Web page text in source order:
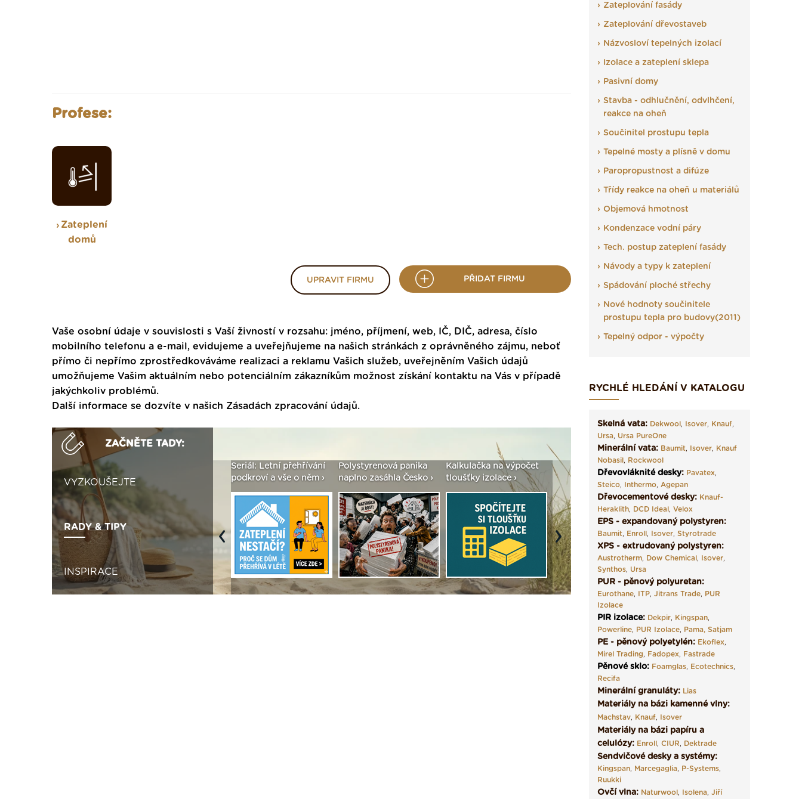
Profese:
Zateplení
domů
UPRAVIT FIRMU PŘIDAT FIRMU
Vaše osobní údaje v souvislosti s Vaší živností v rozsahu: jméno, příjmení, web, IČ, DIČ, adresa, číslo
mobilního telefonu a e-mail, evidujeme a uveřejňujeme na našich stránkách z oprávněného zájmu, neboť
přímo či nepřímo zprostředkováváme realizaci a reklamu Vašich služeb, uveřejněním Vašich údajů
umožňujeme Vašim aktuálním nebo potenciálním zákazníkům možnost získání kontaktu na Vás v případě
jakýchkoliv problémů.
Další informace se dozvíte v našich Zásadách zpracování údajů.
ZAČNĚTE TADY:
VYZKOUŠEJTE
RADY & TIPY
INSPIRACE
Vytvořte si vizualizaci
seženeme! ›
Seriál: Letní přehřívání
podkroví a vše o něm ›
Polystyrenová panika
naplno zasáhla Česko ›
Kalkulačka na výpočet
tloušťky izolace ›
Seriál: Fasády ETICS a
vše podstatné v kostce ›
Vyberte si izolaci a pak
ji tady klidně poptejte ›
Previous Next
Zateplování fasády
Zateplování dřevostaveb
Názvosloví tepelných izolací
Izolace a zateplení sklepa
Pasivní domy
Stavba - odhlučnění, odvlhčení,
reakce na oheň
Součinitel prostupu tepla
Tepelné mosty a plísně v domu
Paropropustnost a difúze
Třídy reakce na oheň u materiálů
Objemová hmotnost
Kondenzace vodní páry
Tech. postup zateplení fasády
Návody a typy k zateplení
Spádování ploché střechy
Nové hodnoty součinitele
prostupu tepla pro budovy(2011)
Tepelný odpor - výpočty
RYCHLÉ HLEDÁNÍ V KATALOGU
Skelná vata: Dekwool, Isover, Knauf,
Ursa, Ursa PureOne
Minerální vata: Baumit, Isover, Knauf
Nobasil, Rockwool
Dřevovláknité desky: Pavatex,
Steico, Inthermo, Agepan
Dřevocementové desky: Knauf-
Heraklith, DCD Ideal, Velox
EPS - expandovaný polystyren:
Baumit, Enroll, Isover, Styrotrade
XPS - extrudovaný polystyren:
Austrotherm, Dow Chemical, Isover,
Synthos, Ursa
PUR - pěnový polyuretan:
Eurothane, ITP, Jitrans Trade, PUR
Izolace
PIR izolace: Dekpir, Kingspan,
Powerline, PUR Izolace, Pama, Satjam
PE - pěnový polyetylén: Ekoflex,
Mirel Trading, Fadopex, Fastrade
Pěnové sklo: Foamglas, Ecotechnics,
Recifa
Minerální granuláty: Lias
Materiály na bázi kamenné vlny:
Machstav, Knauf, Isover
Materiály na bázi papíru a
celulózy: Enroll, CIUR, Dektrade
Sendvičové desky a systémy:
Kingspan, Marcegaglia, P-Systems,
Ruukki
Ovčí vlna: Naturwool, Isolena, Jiří